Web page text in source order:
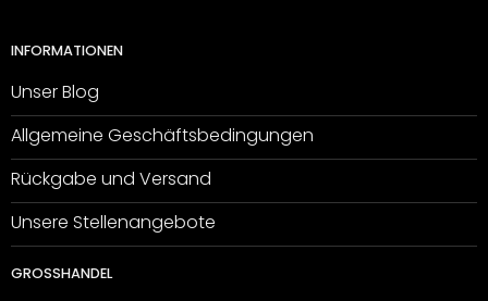
INFORMATIONEN
Unser Blog
Allgemeine Geschäftsbedingungen
Rückgabe und Versand
Unsere Stellenangebote
GROSSHANDEL